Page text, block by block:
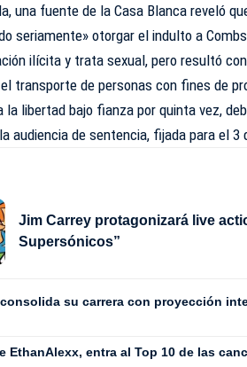
una fuente de la Casa Blancareveló
seriamente» otorgar el indulto a
ilícita y trata sexual, pero resultó
transporte de personas con fines de
la libertad bajo fianza por quinta vez,
audiencia de sentencia, fijada para el 3
Jim Carrey protagonizará live
Supersónicos”
consolida su carrera con proyección
EthanAlexx, entra al Top 10 de las